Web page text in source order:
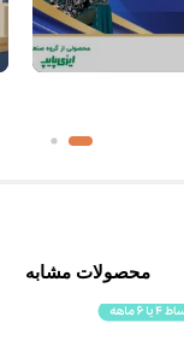
محصولات مشابه